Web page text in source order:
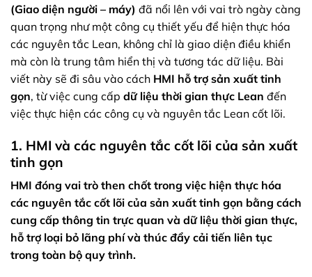
(Giao diện người – máy) đã nổi lên với vai trò ngày càng
quan trọng như một công cụ thiết yếu để hiện thực hóa
các nguyên tắc Lean, không chỉ là giao diện điều khiển
mà còn là trung tâm hiển thị và tương tác dữ liệu. Bài
viết này sẽ đi sâu vào cách HMI hỗ trợ sản xuất tinh
gọn, từ việc cung cấp dữ liệu thời gian thực Lean đến
việc thực hiện các công cụ và nguyên tắc Lean cốt lõi.
1. HMI và các nguyên tắc cốt lõi của sản xuất
tinh gọn
HMI đóng vai trò then chốt trong việc hiện thực hóa
các nguyên tắc cốt lõi của sản xuất tinh gọn bằng cách
cung cấp thông tin trực quan và dữ liệu thời gian thực,
hỗ trợ loại bỏ lãng phí và thúc đẩy cải tiến liên tục
trong toàn bộ quy trình.